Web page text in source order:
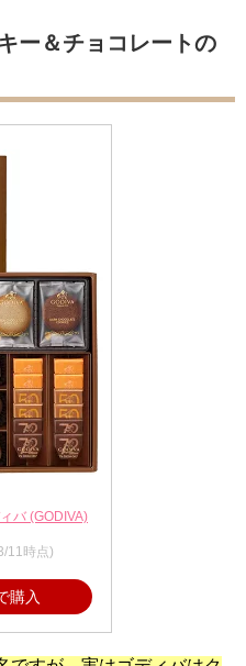
ー＆チョコレートの
バ (GODIVA)
11時点)
購入